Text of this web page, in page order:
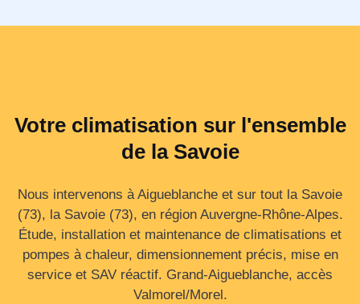
Votre climatisation sur l'ensemble
de la Savoie
Nous intervenons à Aigueblanche et sur tout la Savoie
(73), la Savoie (73), en région Auvergne‑Rhône‑Alpes.
Étude, installation et maintenance de climatisations et
pompes à chaleur, dimensionnement précis, mise en
service et SAV réactif. Grand‑Aigueblanche, accès
Valmorel/Morel.